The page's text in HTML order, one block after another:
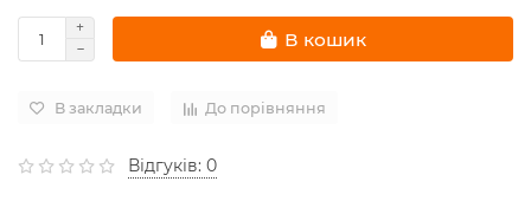
В кошик
В закладки До порівняння
Відгуків: 0